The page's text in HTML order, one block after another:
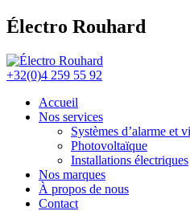
Électro Rouhard
+32(0)4 259 55 92
Accueil
Nos services
Systèmes d’alarme et
Photovoltaïque
Installations électriques
Nos marques
À propos de nous
Contact